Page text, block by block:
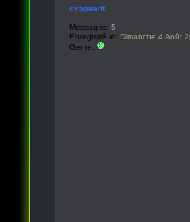
evacuant
Messages: 5
Enregistré le: Dimanche 4 Août
Genre: